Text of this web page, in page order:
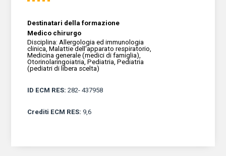
Medico chirurgo
Disciplina:Allergologia ed immunologia
clinica, Malattie dell'apparato respiratorio,
Medicina generale (medici di famiglia),
Otorinolaringoiatria, Pediatria, Pediatria
(pediatri di libera scelta)
ID ECM RES:282- 437958
Crediti ECM RES:9,6